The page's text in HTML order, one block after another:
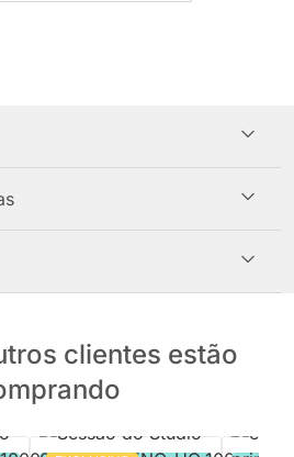
clientes estão